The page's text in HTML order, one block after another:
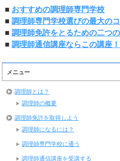
■ おすすめの調理師専門学校
■調理師専門学校選びの最大のコ
■調理師免許をとるための二つ
■調理師通信講座ならこの講座
メニュー
調理師とは？
調理師の概要
調理師免許を取得しよう
調理師になるには？
調理師専門学校に通う
調理師通信講座を受講する